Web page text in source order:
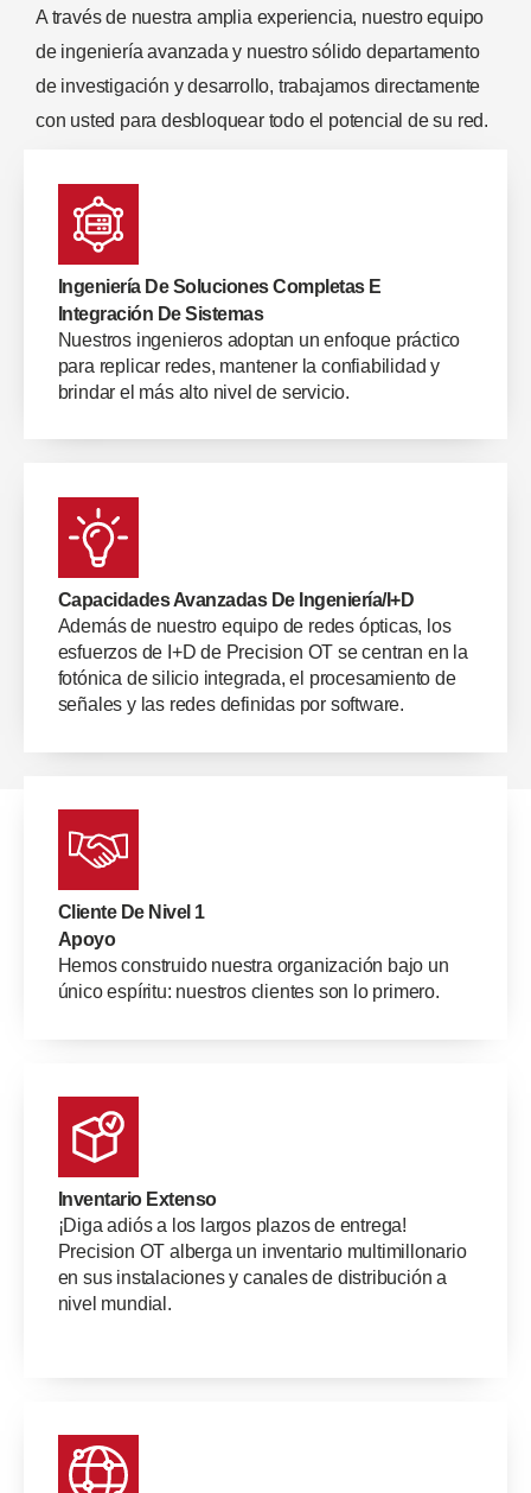
A través de nuestra amplia experiencia, nuestro equipo
de ingeniería avanzada y nuestro sólido departamento
de investigación y desarrollo, trabajamos directamente
con usted para desbloquear todo el potencial de su red.
Ingeniería De Soluciones Completas E
Integración De Sistemas
Nuestros ingenieros adoptan un enfoque práctico
para replicar redes, mantener la confiabilidad y
brindar el más alto nivel de servicio.
Capacidades Avanzadas De Ingeniería/I+D
Además de nuestro equipo de redes ópticas, los
esfuerzos de I+D de Precision OT se centran en la
fotónica de silicio integrada, el procesamiento de
señales y las redes definidas por software.
Cliente De Nivel 1
Apoyo
Hemos construido nuestra organización bajo un
único espíritu: nuestros clientes son lo primero.
Inventario Extenso
¡Diga adiós a los largos plazos de entrega!
Precision OT alberga un inventario multimillonario
en sus instalaciones y canales de distribución a
nivel mundial.